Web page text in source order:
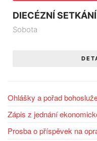
DIECÉZNÍ
Sobota
Ohlášky a pořad
Zápis z jednání
Prosba o příspěvek na